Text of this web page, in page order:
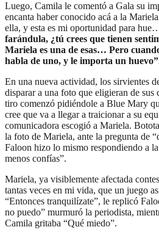
Luego, Camila le comentó a Gala su
encanta haber conocido acá a la
ella, y esta es mi oportunidad para
farándula, ¿tú crees que tienen
Mariela es una de esas… Pero
habla de uno, y le importa un
En una nueva actividad, los sirvientes
disparar a una foto que eligieran de
tiro comenzó pidiéndole a Blue Mary
cree que va a llegar a traicionar a su
comunicadora escogió a Mariela.
la foto de Mariela, ante la pregunta de
Faloon hizo lo mismo respondiendo a
menos confías”.
Mariela, ya visiblemente afectada
tantas veces en mi vida, que un juego
“Entonces tranquilízate”, le replicó
no puedo” murmuró la periodista,
Camila gritaba “Qué miedo”.